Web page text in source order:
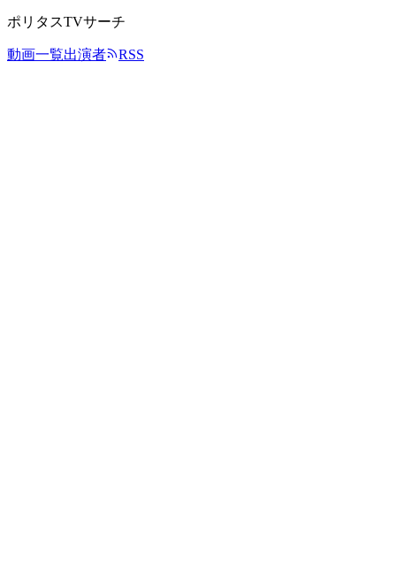
ポリタスTVサーチ
動画一覧出演者 RSS